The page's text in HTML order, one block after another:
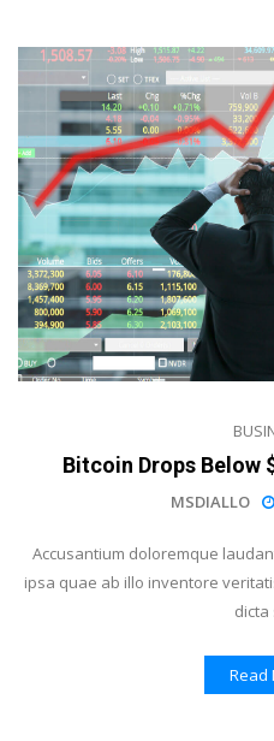
Bitcoin Drops Below
MSDIALLO
Accusantium doloremque
ipsa quae ab illo inventore
dicta
Read